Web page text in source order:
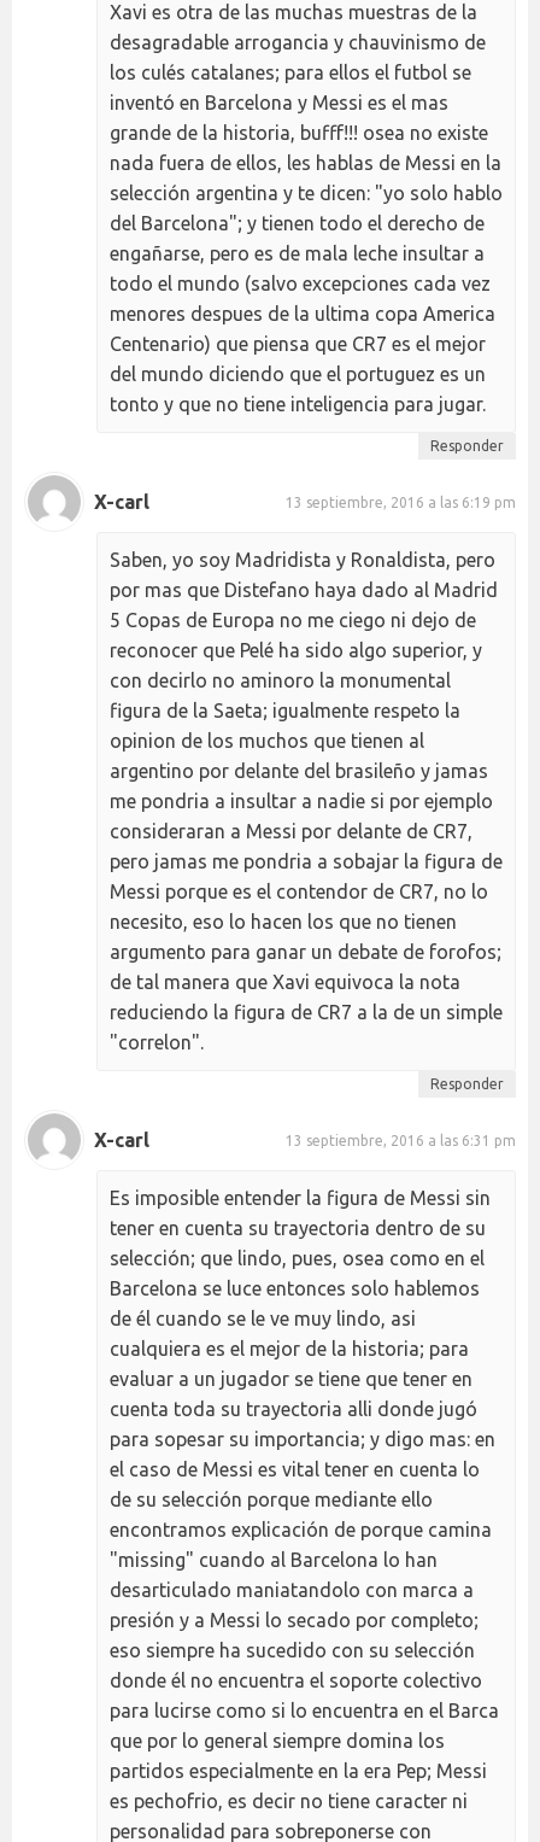
Xavi es otra de las muchas muestras de la
desagradable arrogancia y chauvinismo de
los culés catalanes; para ellos el futbol se
inventó en Barcelona y Messi es el mas
grande de la historia, bufff!!! osea no existe
nada fuera de ellos, les hablas de Messi en la
selección argentina y te dicen: "yo solo hablo
del Barcelona"; y tienen todo el derecho de
engañarse, pero es de mala leche insultar a
todo el mundo (salvo excepciones cada vez
menores despues de la ultima copa America
Centenario) que piensa que CR7 es el mejor
del mundo diciendo que el portuguez es un
tonto y que no tiene inteligencia para jugar.
Responder
X-carl 13 septiembre, 2016 a las 6:19 pm
Saben, yo soy Madridista y Ronaldista, pero
por mas que Distefano haya dado al Madrid
5 Copas de Europa no me ciego ni dejo de
reconocer que Pelé ha sido algo superior, y
con decirlo no aminoro la monumental
figura de la Saeta; igualmente respeto la
opinion de los muchos que tienen al
argentino por delante del brasileño y jamas
me pondria a insultar a nadie si por ejemplo
consideraran a Messi por delante de CR7,
pero jamas me pondria a sobajar la figura de
Messi porque es el contendor de CR7, no lo
necesito, eso lo hacen los que no tienen
argumento para ganar un debate de forofos;
de tal manera que Xavi equivoca la nota
reduciendo la figura de CR7 a la de un simple
"correlon".
Responder
X-carl 13 septiembre, 2016 a las 6:31 pm
Es imposible entender la figura de Messi sin
tener en cuenta su trayectoria dentro de su
selección; que lindo, pues, osea como en el
Barcelona se luce entonces solo hablemos
de él cuando se le ve muy lindo, asi
cualquiera es el mejor de la historia; para
evaluar a un jugador se tiene que tener en
cuenta toda su trayectoria alli donde jugó
para sopesar su importancia; y digo mas: en
el caso de Messi es vital tener en cuenta lo
de su selección porque mediante ello
encontramos explicación de porque camina
"missing" cuando al Barcelona lo han
desarticulado maniatandolo con marca a
presión y a Messi lo secado por completo;
eso siempre ha sucedido con su selección
donde él no encuentra el soporte colectivo
para lucirse como si lo encuentra en el Barca
que por lo general siempre domina los
partidos especialmente en la era Pep; Messi
es pechofrio, es decir no tiene caracter ni
personalidad para sobreponerse con